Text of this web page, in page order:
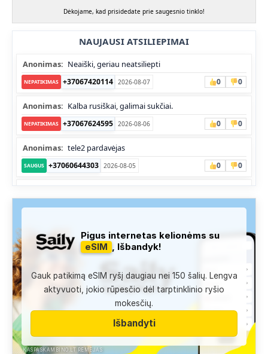
Dėkojame, kad prisidedate prie saugesnio tinklo!
NAUJAUSI ATSILIEPIMAI
Anonimas: Neaiški, geriau neatsiliepti
NEPATIKIMAS +37067420114 2026-08-07 0 0
Anonimas: Kalba rusiškai, galimai sukčiai.
NEPATIKIMAS +37067624595 2026-08-06 0 0
Anonimas: tele2 pardavėjas
SAUGUS +37060644303 2026-08-05 0 0
NEPATIKIMAS +37052041945 2026-08-05 0 0
Administracija: Užfiksuota, kad apie šį numerį buvo rašoma
daug teigiamų komentarų...
Anonimas:
Labai gera pagalbininke, konsultavausi ne karta
del teises mokslu
SAUGUS +37060763626 2026-08-04 2
Anonimas: Paskambino kažkokia [vardas paslėptas] ir siūlo
susipažint. Skamba kaip dirbtinio...
KASPASKAMBINO.LT RĖMĖJAS
Pigus internetas kelionėms su
eSIM , Išbandyk!
Gauk patikimą eSIM ryšį daugiau nei 150 šalių. Lengva
aktyvuoti, jokio rūpesčio dėl tarptinklinio ryšio
mokesčių.
Išbandyti